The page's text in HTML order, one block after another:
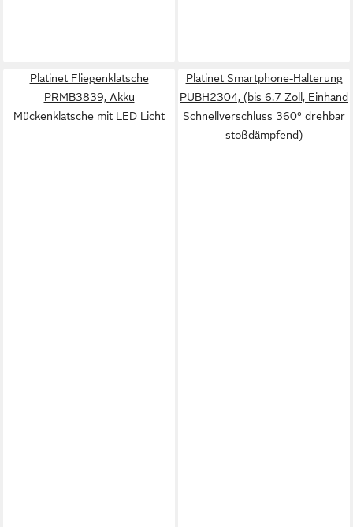
Platinet Fliegenklatsche
PRMB3839, Akku
Mückenklatsche mit LED Licht
Platinet Smartphone-Halterung
PUBH2304, (bis 6.7 Zoll, Einhand
Schnellverschluss 360° drehbar
stoßdämpfend)